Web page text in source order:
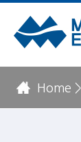
Home